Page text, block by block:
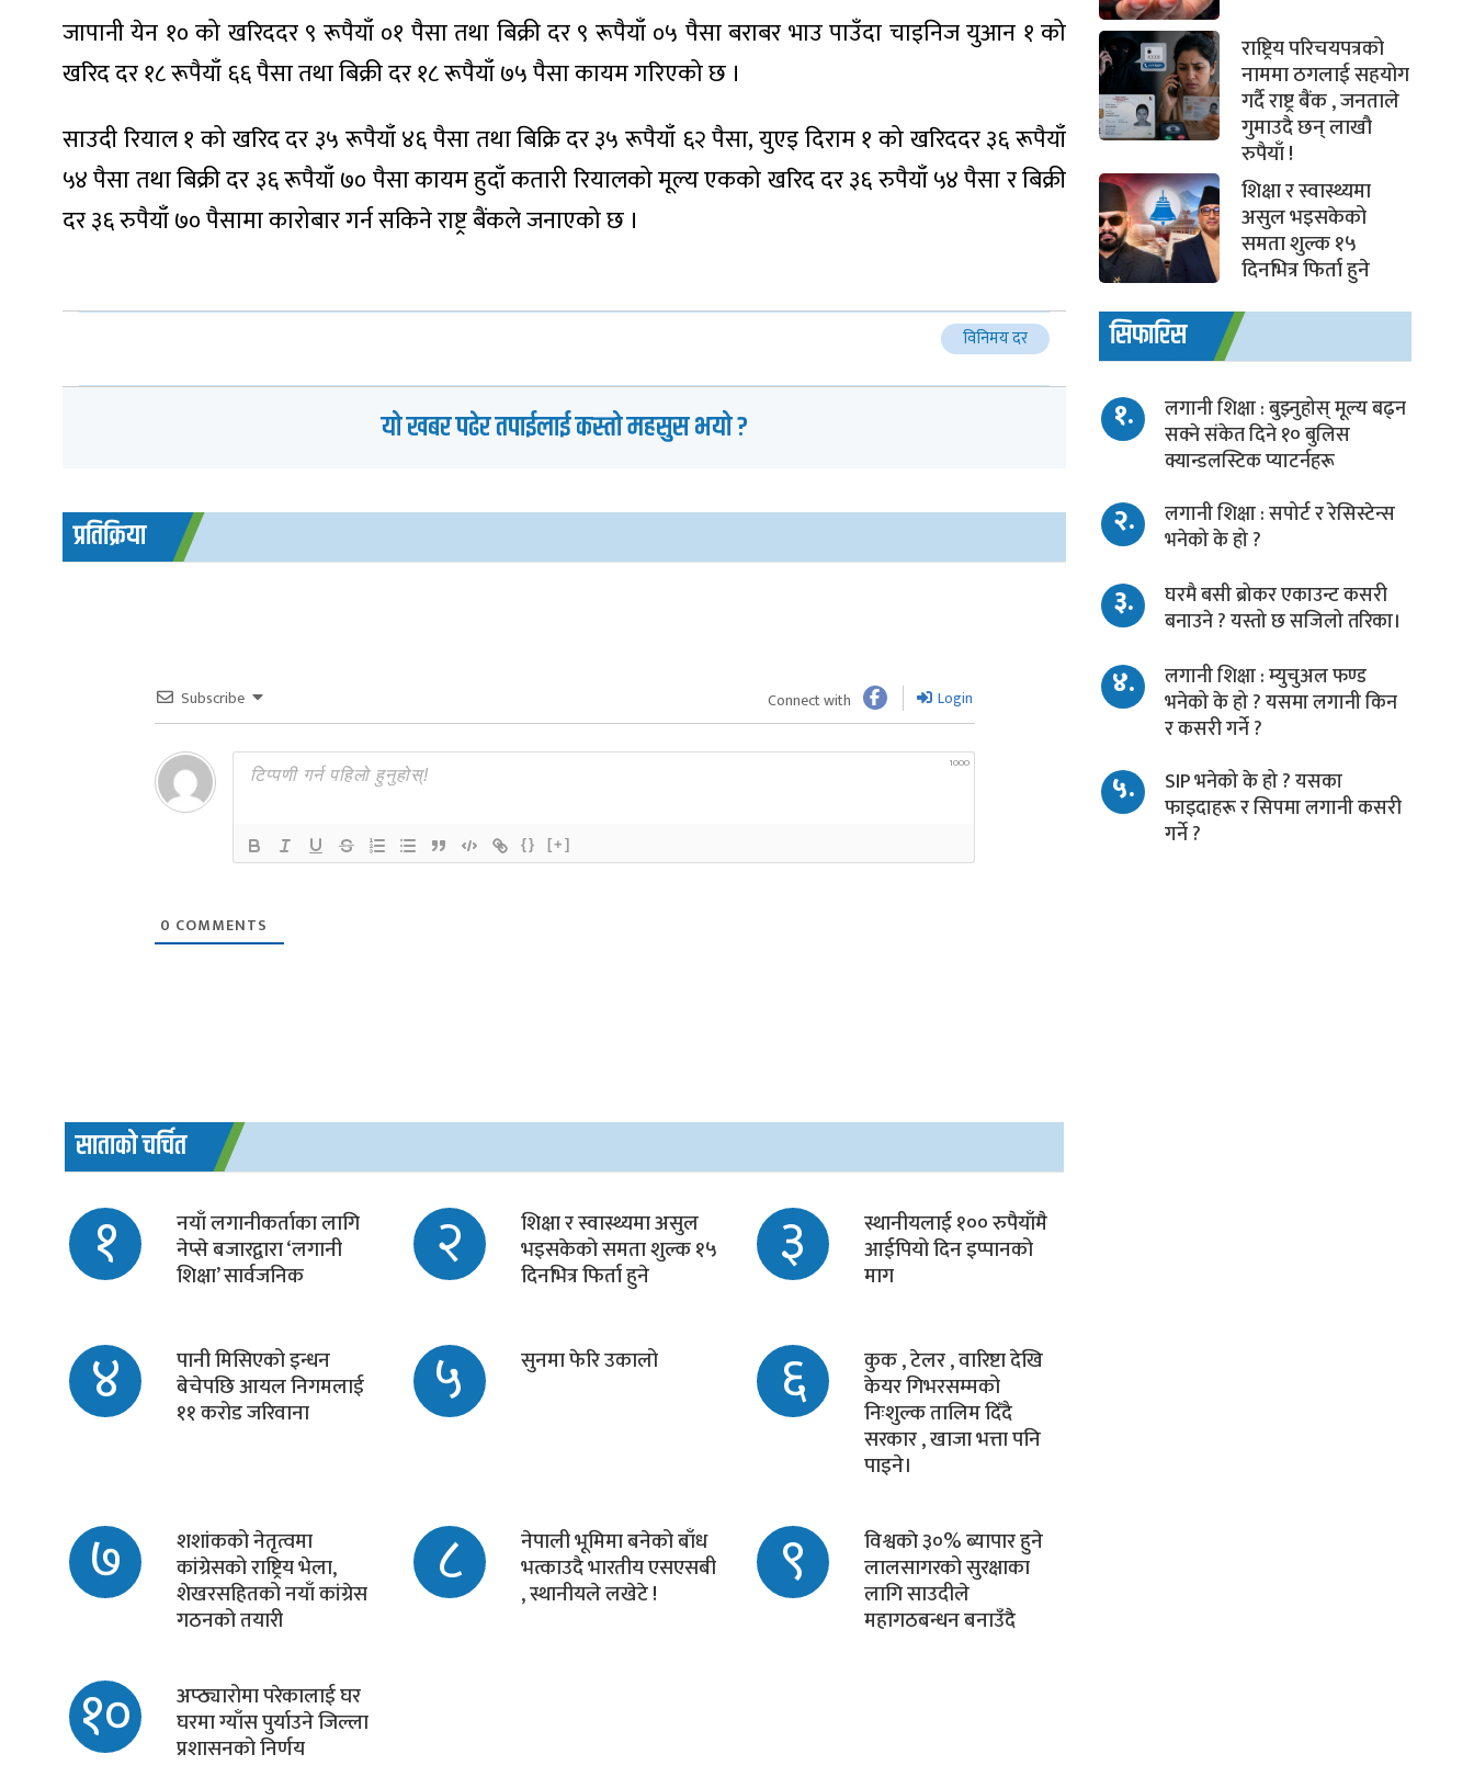
जापानी येन १० को खरिददर ९ रूपैयाँ ०१ पैसा तथा बिक्री दर ९ रूपैयाँ ०५ पैसा बराबर भाउ पाउँदा चाइनिज युआन १ को
खरिद दर १८ रूपैयाँ ६६ पैसा तथा बिक्री दर १८ रूपैयाँ ७५ पैसा कायम गरिएको छ ।
साउदी रियाल १ को खरिद दर ३५ रूपैयाँ ४६ पैसा तथा बिक्रि दर ३५ रूपैयाँ ६२ पैसा, युएइ दिराम १ को खरिददर ३६ रूपैयाँ
५४ पैसा तथा बिक्री दर ३६ रूपैयाँ ७० पैसा कायम हुदाँ कतारी रियालको मूल्य एकको खरिद दर ३६ रुपैयाँ ५४ पैसा र बिक्री
दर ३६ रुपैयाँ ७० पैसामा कारोबार गर्न सकिने राष्ट्र बैंकले जनाएको छ ।
विनिमय दर
यो खबर पढेर तपाईलाई कस्तो महसुस भयो ?
प्रतिक्रिया
Subscribe Connect with Login
1000
{} [+]
0 COMMENTS
साताको चर्चित
१ नयाँ लगानीकर्ताका लागि
नेप्से बजारद्वारा ‘लगानी
शिक्षा’ सार्वजनिक २ शिक्षा र स्वास्थ्यमा असुल
भइसकेको समता शुल्क १५
दिनभित्र फिर्ता हुने ३ स्थानीयलाई १०० रुपैयाँमै
आईपियो दिन इप्पानको
माग
४ पानी मिसिएको इन्धन
बेचेपछि आयल निगमलाई
११ करोड जरिवाना ५ सुनमा फेरि उकालो ६ कुक , टेलर , वारिष्टा देखि
केयर गिभरसम्मको
निःशुल्क तालिम दिँदै
सरकार , खाजा भत्ता पनि
पाइने।
७ शशांकको नेतृत्वमा
कांग्रेसको राष्ट्रिय भेला,
शेखरसहितको नयाँ कांग्रेस
गठनको तयारी
८ नेपाली भूमिमा बनेको बाँध
भत्काउदै भारतीय एसएसबी
, स्थानीयले लखेटे ! ९ विश्वकाे ३०% ब्यापार हुने
लालसागरको सुरक्षाका
लागि साउदीले
महागठबन्धन बनाउँदै
१० अप्ठ्यारोमा परेकालाई घर
घरमा ग्याँस पुर्याउने जिल्ला
प्रशासनको निर्णय
राष्ट्रिय परिचयपत्रको
नाममा ठगलाई सहयोग
गर्दै राष्ट्र बैंक , जनताले
गुमाउदै छन् लाखौ
रुपैयाँ !
शिक्षा र स्वास्थ्यमा
असुल भइसकेको
समता शुल्क १५
दिनभित्र फिर्ता हुने
सिफारिस
१.
लगानी शिक्षा : बुझ्नुहोस् मूल्य बढ्न
सक्ने संकेत दिने १० बुलिस
क्यान्डलस्टिक प्याटर्नहरू
२.
लगानी शिक्षा : सपोर्ट र रेसिस्टेन्स
भनेको के हो ?
३.
घरमै बसी ब्रोकर एकाउन्ट कसरी
बनाउने ? यस्तो छ सजिलो तरिका।
४.
लगानी शिक्षा : म्युचुअल फण्ड
भनेको के हो ? यसमा लगानी किन
र कसरी गर्ने ?
५.
SIP भनेको के हो ? यसका
फाइदाहरू र सिपमा लगानी कसरी
गर्ने ?